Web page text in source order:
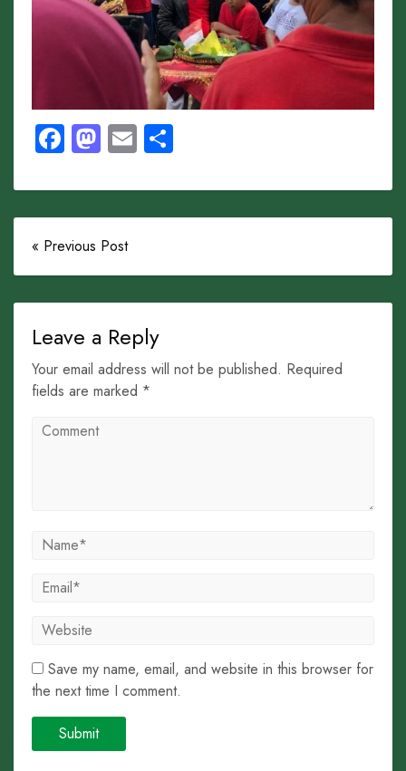
Facebook
Mastodon
Email
« Previous Post
Leave a Reply
Your email address will not be published. Required
fields are marked *
Save my name, email, and website in this browser for
the next time I comment.